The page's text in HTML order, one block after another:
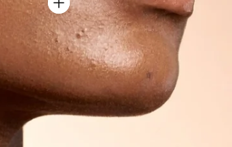
HYDRATATION
Des soins qui réhydratent
intensément et maintiennent
l'eau au coeur de la peau pour
un confort durable.
Découvrir la routine →